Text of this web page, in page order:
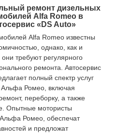
ремонт дизельных
Alfa Romeo в
«DS Auto»
Alfa Romeo известны
однако, как и
требуют регулярного
ремонта. Автосервис
полный спектр услуг
Альфа Ромео, включая
переборку, а также
Опытные мотористы
Ромео, обеспечат
и предложат